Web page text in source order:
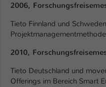
2006,
Tieto Finnland und
Projektmanagementmethode
2010,
Tieto Deutschland und
Offerings im Bereich Smart